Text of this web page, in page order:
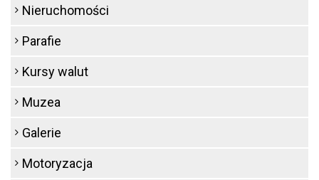
Nieruchomości
Parafie
Kursy walut
Muzea
Galerie
Motoryzacja